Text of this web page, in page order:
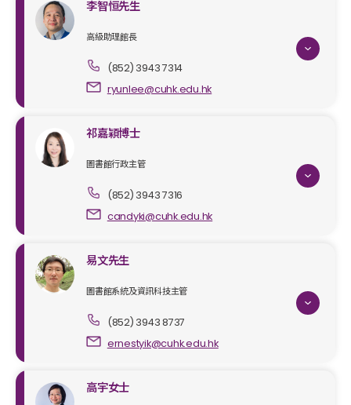
李智恒先生
高級助理館長
(852) 3943 7314
ryunlee@cuhk.edu.hk
祁嘉穎博士
圖書館行政主管
(852) 3943 7316
candyki@cuhk.edu.hk
易文先生
圖書館系統及資訊科技主管
(852) 3943 8737
ernestyik@cuhk.edu.hk
高宇女士